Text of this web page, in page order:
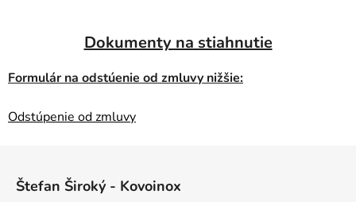
Dokumenty na stiahnutie
Formulár na odstúenie od zmluvy nižšie:
Odstúpenie od zmluvy
Štefan Široký - Kovoinox